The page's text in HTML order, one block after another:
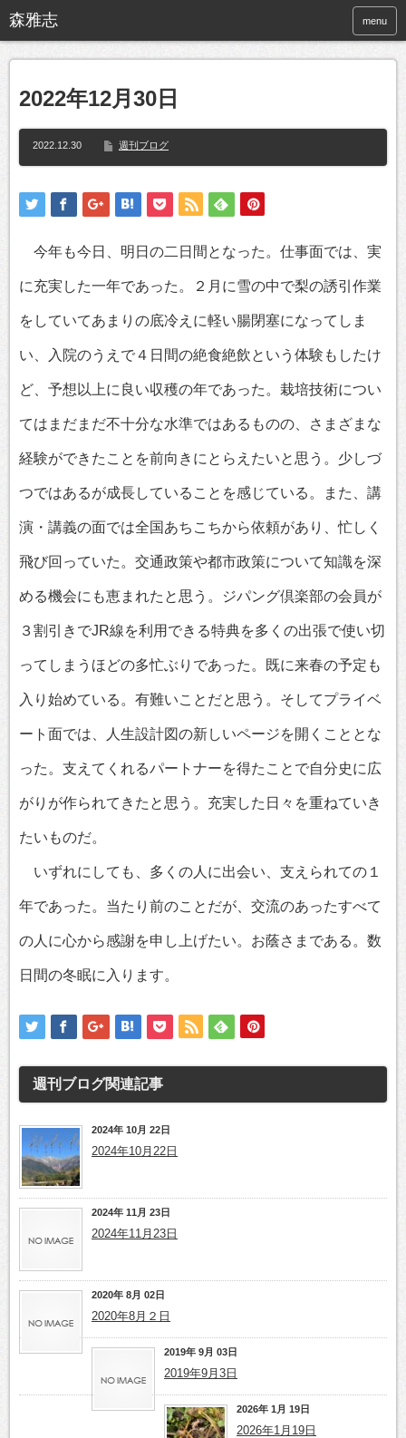
menu
2022年12月30日
2022.12.30 週刊ブログ
今年も今日、明日の二日間となった。仕事面では、実
に充実した一年であった。２月に雪の中で梨の誘引作業
をしていてあまりの底冷えに軽い腸閉塞になってしま
い、入院のうえで４日間の絶食絶飲という体験もしたけ
ど、予想以上に良い収穫の年であった。栽培技術につい
てはまだまだ不十分な水準ではあるものの、さまざまな
経験ができたことを前向きにとらえたいと思う。少しづ
つではあるが成長していることを感じている。また、講
演・講義の面では全国あちこちから依頼があり、忙しく
飛び回っていた。交通政策や都市政策について知識を深
める機会にも恵まれたと思う。ジパング倶楽部の会員が
３割引きでJR線を利用できる特典を多くの出張で使い切
ってしまうほどの多忙ぶりであった。既に来春の予定も
入り始めている。有難いことだと思う。そしてプライベ
ート面では、人生設計図の新しいページを開くこととな
った。支えてくれるパートナーを得たことで自分史に広
がりが作られてきたと思う。充実した日々を重ねていき
たいものだ。
いずれにしても、多くの人に出会い、支えられての１
年であった。当たり前のことだが、交流のあったすべて
の人に心から感謝を申し上げたい。お蔭さまである。数
日間の冬眠に入ります。
週刊ブログ関連記事
2024年 10月 22日
2024年10月22日
2024年 11月 23日
2024年11月23日
2020年 8月 02日
2020年8月２日
2019年 9月 03日
2019年9月3日
2026年 1月 19日
2026年1月19日